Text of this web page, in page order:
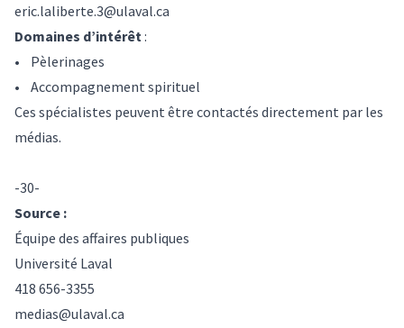
eric.laliberte.3@ulaval.ca
Domaines d’intérêt :
• Pèlerinages
• Accompagnement spirituel
Ces spécialistes peuvent être contactés directement par les
médias.
-30-
Source :
Équipe des affaires publiques
Université Laval
418 656-3355
medias@ulaval.ca